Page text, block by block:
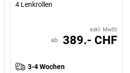
4 Lenkrollen
exkl. MwSt
ab 389.- CHF
3-4 Wochen